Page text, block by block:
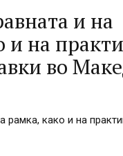
и на
на
во
рамка, како и на